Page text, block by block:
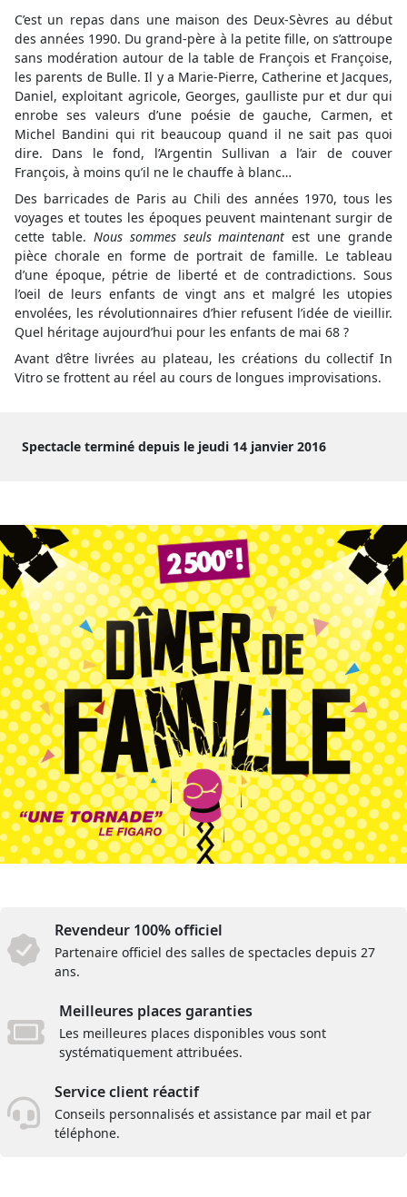
C’est un repas dans une maison des Deux-Sèvres au début
des années 1990. Du grand-père à la petite fille, on s’attroupe
sans modération autour de la table de François et Françoise,
les parents de Bulle. Il y a Marie-Pierre, Catherine et Jacques,
Daniel, exploitant agricole, Georges, gaulliste pur et dur qui
enrobe ses valeurs d’une poésie de gauche, Carmen, et
Michel Bandini qui rit beaucoup quand il ne sait pas quoi
dire. Dans le fond, l’Argentin Sullivan a l’air de couver
François, à moins qu’il ne le chauffe à blanc…
Des barricades de Paris au Chili des années 1970, tous les
voyages et toutes les époques peuvent maintenant surgir de
cette table. Nous sommes seuls maintenant est une grande
pièce chorale en forme de portrait de famille. Le tableau
d’une époque, pétrie de liberté et de contradictions. Sous
l’oeil de leurs enfants de vingt ans et malgré les utopies
envolées, les révolutionnaires d’hier refusent l’idée de vieillir.
Quel héritage aujourd’hui pour les enfants de mai 68 ?
Avant d’être livrées au plateau, les créations du collectif In
Vitro se frottent au réel au cours de longues improvisations.
Spectacle terminé depuis le jeudi 14 janvier 2016
Revendeur 100% officiel
Partenaire officiel des salles de spectacles depuis 27
ans.
Meilleures places garanties
Les meilleures places disponibles vous sont
systématiquement attribuées.
Service client réactif
Conseils personnalisés et assistance par mail et par
téléphone.